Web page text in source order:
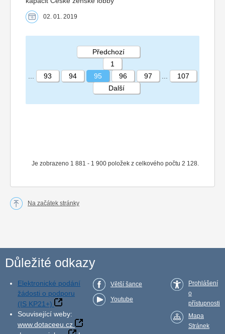
02. 01. 2019
STRÁNKA 95 107
Je zobrazeno 1 881 - 1 900 položek z celkového počtu 2 128.
Předchozí
1
93 94 95 96 97
107
Další
Na začátek stránky
Důležité odkazy
Elektronické podání
žádosti o podporu
(IS KP21+)
Související weby:
www.dotaceeu.cz
Větší šance
Youtube
Prohlášení
o
přístupnosti
Mapa
Stránek